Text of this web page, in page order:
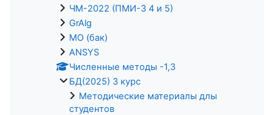
ЧМ-2022 (ПМИ-3 4 и 5)
GrAlg
МО (бак)
ANSYS
Численные методы -1,3
БД(2025) 3 курс
Методические материалы длы
студентов